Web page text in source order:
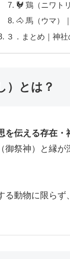
🐓 鶏（ニワト
🐴 馬（ウマ）
３．まとめ｜神
）とは？
を伝える存在・
御祭神）と縁
動物に限らず、